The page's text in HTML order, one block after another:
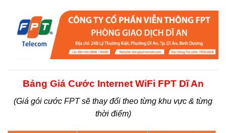
Bảng Giá Cước Internet WiFi FPT Dĩ An
(Giá gói cước FPT sẽ thay đổi theo từng khu vực & từng
thời điểm)